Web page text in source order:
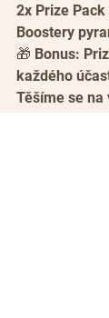
2x Prize Pack
Boostery
🎁 Bonus:
každého
Těšíme se na